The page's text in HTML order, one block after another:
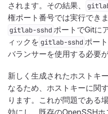
されます。その結果、
権ポート番号では実行でき
gitlab-sshd ポートでGitに
ィックを gitlab-sshd ポー
バランサーを使用する必要
新しく生成されたホストキ
なるため、ホストキーに関
ります。これが問題である
効にし、既存のOpenSSHホ